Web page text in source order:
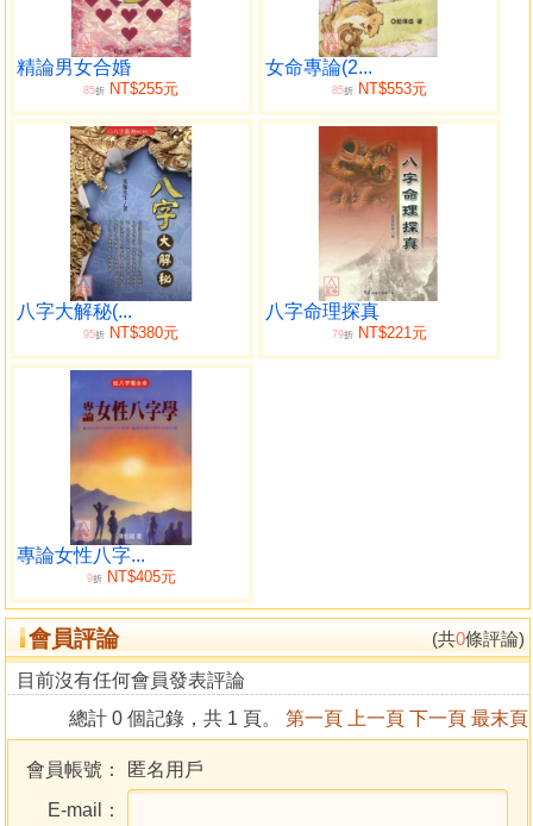
而改善現今存在的婚姻關係，使人人都能變惡緣為良緣，今
後能在婚姻的路途上更順暢，並且能得到真正的幸福和快
樂。
這是後學這次著作此書最重大的意義，當然不要忘了，
要讓自己快樂的過生活，也不要忘了，同時也要能讓別人快
樂，而布施就是能使自己快樂，也能同時讓別人快樂的不二
法門，是故請不要吝惜你的讚美與微笑，因讚美與微笑是人
際關係間最佳的調和劑，也是夫妻生活中不可或缺的潤滑
最後再一次感謝大展出版社，能讓後學有再次服務大家
的機會，也希望日後還有這榮幸，推出新作與大家分享，謹
此數語以為序。
星海釣叟
書序於 歲次甲申年五月
一、僧尼
二、喪偶
三、妾命
四、離婚
五、同居
六、娶妾
七、落紅塵
八、晚婚或不婚
十、重婚
十一、雜論－好賭
精論男女合婚
85折 NT$255元
女命專論(2...
85折NT$553元
八字大解秘(...
95折 NT$380元
八字命理探真
79折NT$221元
專論女性八字...
9折NT$405元
會員評論 (共0條評論)
目前沒有任何會員發表評論
總計 0 個記錄，共 1 頁。 第一頁 上一頁 下一頁 最末頁
會員帳號：
匿名用戶
E-mail：